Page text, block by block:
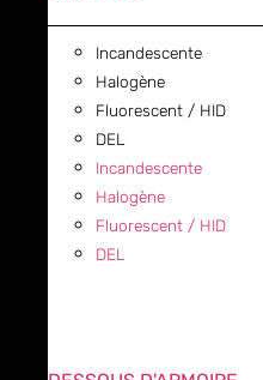
Incandescente
Halogène
Fluorescent / HID
DEL
Incandescente
Halogène
Fluorescent / HID
DEL